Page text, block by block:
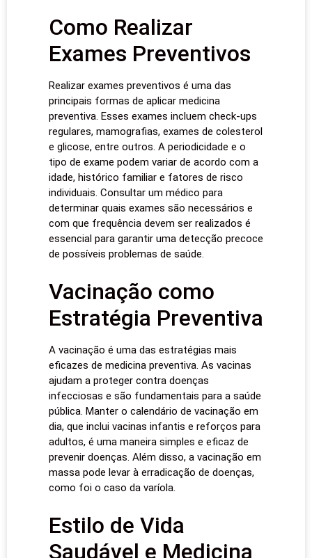
Como Realizar
Exames Preventivos
Realizar exames preventivos é uma das
principais formas de aplicar medicina
preventiva. Esses exames incluem check-ups
regulares, mamografias, exames de colesterol
e glicose, entre outros. A periodicidade e o
tipo de exame podem variar de acordo com a
idade, histórico familiar e fatores de risco
individuais. Consultar um médico para
determinar quais exames são necessários e
com que frequência devem ser realizados é
essencial para garantir uma detecção precoce
de possíveis problemas de saúde.
Vacinação como
Estratégia Preventiva
A vacinação é uma das estratégias mais
eficazes de medicina preventiva. As vacinas
ajudam a proteger contra doenças
infecciosas e são fundamentais para a saúde
pública. Manter o calendário de vacinação em
dia, que inclui vacinas infantis e reforços para
adultos, é uma maneira simples e eficaz de
prevenir doenças. Além disso, a vacinação em
massa pode levar à erradicação de doenças,
como foi o caso da varíola.
Estilo de Vida
Saudável e Medicina